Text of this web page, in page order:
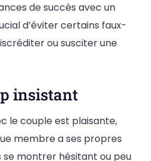
de succès avec un
d’éviter certains faux-
ou susciter une
insistant
le couple est plaisante,
membre a ses propres
montrer hésitant ou peu